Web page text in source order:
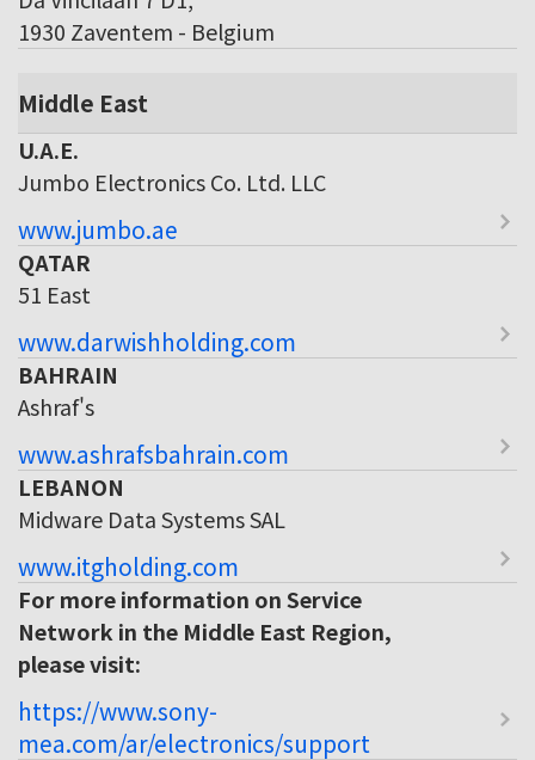
1930 Zaventem - Belgium
Middle East
U.A.E.
Jumbo Electronics Co. Ltd. LLC
www.jumbo.ae
QATAR
51 East
www.darwishholding.com
BAHRAIN
Ashraf's
www.ashrafsbahrain.com
LEBANON
Midware Data Systems SAL
www.itgholding.com
For more information on Service
Network in the Middle East Region,
please visit:
https://www.sony-
mea.com/ar/electronics/support